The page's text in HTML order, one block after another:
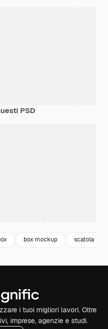
PSD
box mockup scatola
i tuoi migliori lavori. Oltre
imprese, agenzie e studi.